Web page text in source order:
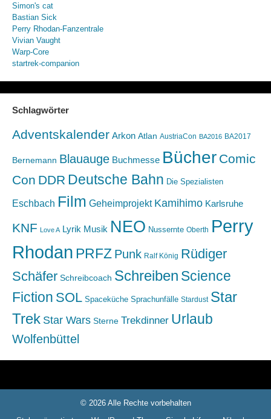
Simon's cat
Bastian Sick
Perry Rhodan-Fanzentrale
Vivian Vaught
Warp-Core
startrek-companion
Schlagwörter
Adventskalender Arkon Atlan AustriaCon BA2016 BA2017
Bernemann Blauauge Buchmesse Bücher Comic
Con DDR Deutsche Bahn Die Spezialisten
Eschbach Film Geheimprojekt Kamihimo Karlsruhe
KNF Love A Lyrik Musik NEO Nussernte Oberth Perry
Rhodan PRFZ Punk Ralf König Rüdiger
Schäfer Schreibcoach Schreiben Science
Fiction SOL Spaceküche Sprachunfälle Stardust Star
Trek Star Wars Sterne Trekdinner Urlaub
Wolfenbüttel
© 2026 Alle Rechte vorbehalten